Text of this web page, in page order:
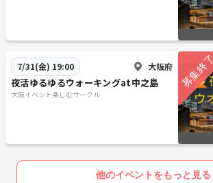
7/31(金) 19:00 大阪府
夜活ゆるゆるウォーキングat中之島
大阪イベント楽しむサークル
他のイベントをもっと見る